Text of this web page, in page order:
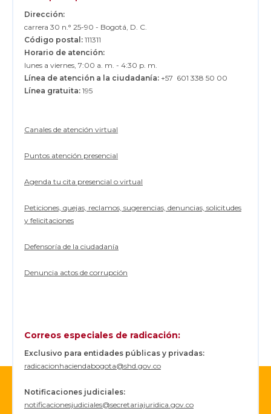
Dirección:
carrera 30 n.° 25-90 - Bogotá, D. C.
Código postal: 111311
Horario de atención:
lunes a viernes, 7:00 a. m. - 4:30 p. m.
Línea de atención a la ciudadanía: +57 601 338 50 00
Línea gratuita: 195
Canales de atención virtual
Puntos atención presencial
Agenda tu cita presencial o virtual
Peticiones, quejas, reclamos, sugerencias, denuncias, solicitudes
y felicitaciones
Defensoría de la ciudadanía
Denuncia actos de corrupción
Correos especiales de radicación:
Exclusivo para entidades públicas y privadas:
radicacionhaciendabogota@shd.gov.co
Notificaciones judiciales:
notificacionesjudiciales@secretariajuridica.gov.co